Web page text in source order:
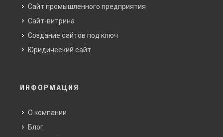
Сайт промышленного предприятия
Сайт-витрина
Создание сайтов под ключ
Юридический сайт
ИНФОРМАЦИЯ
О компании
Блог